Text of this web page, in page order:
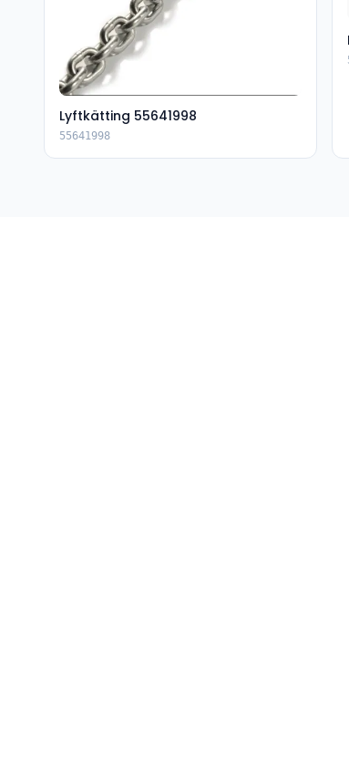
Lyftkätting 55641998
55641998